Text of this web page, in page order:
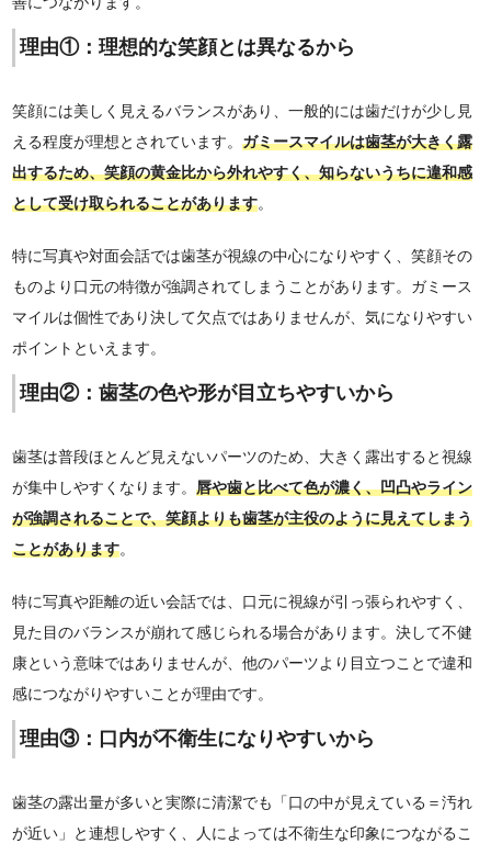
理由①：理想的な笑顔とは異なるから
笑顔には美しく見えるバランスがあり、一般的には歯だけが少し見
える程度が理想とされています。ガミースマイルは歯茎が大きく露
出するため、笑顔の黄金比から外れやすく、知らないうちに違和感
として受け取られることがあります。
特に写真や対面会話では歯茎が視線の中心になりやすく、笑顔その
ものより口元の特徴が強調されてしまうことがあります。ガミース
マイルは個性であり決して欠点ではありませんが、気になりやすい
ポイントといえます。
理由②：歯茎の色や形が目立ちやすいから
歯茎は普段ほとんど見えないパーツのため、大きく露出すると視線
が集中しやすくなります。唇や歯と比べて色が濃く、凹凸やライン
が強調されることで、笑顔よりも歯茎が主役のように見えてしまう
ことがあります。
特に写真や距離の近い会話では、口元に視線が引っ張られやすく、
見た目のバランスが崩れて感じられる場合があります。決して不健
康という意味ではありませんが、他のパーツより目立つことで違和
感につながりやすいことが理由です。
理由③：口内が不衛生になりやすいから
歯茎の露出量が多いと実際に清潔でも「口の中が見えている＝汚れ
が近い」と連想しやすく、人によっては不衛生な印象につながるこ